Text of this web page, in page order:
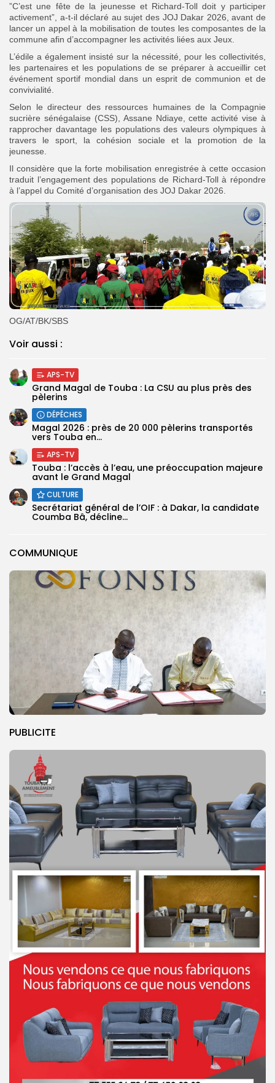
COMMUNIQUE
PUBLICITE
”C’est une fête de la jeunesse et Richard-Toll doit y participer
activement”, a-t-il déclaré au sujet des JOJ Dakar 2026, avant de
lancer un appel à la mobilisation de toutes les composantes de la
commune afin d’accompagner les activités liées aux Jeux.
L’édile a également insisté sur la nécessité, pour les collectivités,
les partenaires et les populations de se préparer à accueillir cet
événement sportif mondial dans un esprit de communion et de
convivialité.
Selon le directeur des ressources humaines de la Compagnie
sucrière sénégalaise (CSS), Assane Ndiaye, cette activité vise à
rapprocher davantage les populations des valeurs olympiques à
travers le sport, la cohésion sociale et la promotion de la
jeunesse.
Il considère que la forte mobilisation enregistrée à cette occasion
traduit l’engagement des populations de Richard-Toll à répondre
à l’appel du Comité d’organisation des JOJ Dakar 2026.
OG/AT/BK/SBS
Voir aussi :
APS-TV
Grand Magal de Touba : La CSU au plus près des
pèlerins
DÉPÊCHES
Magal 2026 : près de 20 000 pèlerins transportés
vers Touba en...
APS-TV
Touba : l’accès à l’eau, une préoccupation majeure
avant le Grand Magal
CULTURE
Secrétariat général de l’OIF : à Dakar, la candidate
Coumba Bâ, décline...